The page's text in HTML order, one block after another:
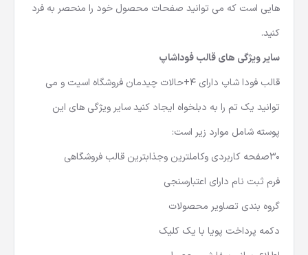
هایی است که می توانید صفحات محصول خود را منحصر به فرد
کنید.
سایر ویژگی های قالب فوداشاپ
قالب فودا شاپ دارای 4+حالات چیدمان فروشگاه اسیت و می
توانید یک تم را به دبلخواه ایجاد کنید سایر ویژگی های این
پوسته شامل موارد زیر است:
30صفحه کاربردی وکاملترین وجذابترین قالب فروشگاهی
فرم ثبت نام دارای اعتبارسنجی
گروه بندی تصاویر محصولات
دکمه پرداخت پویا با یک کلیک